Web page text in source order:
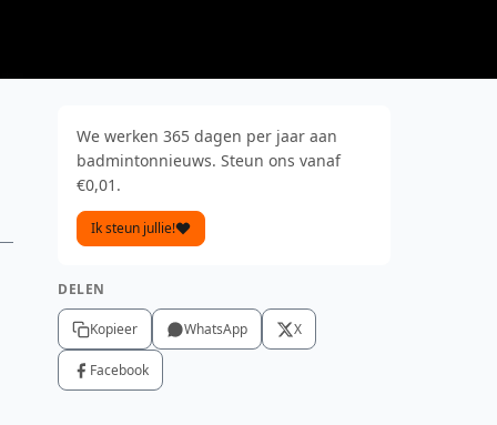
We werken 365 dagen per jaar aan
badmintonnieuws. Steun ons vanaf
€0,01.
Ik steun jullie!
DELEN
Kopieer WhatsApp X
Facebook